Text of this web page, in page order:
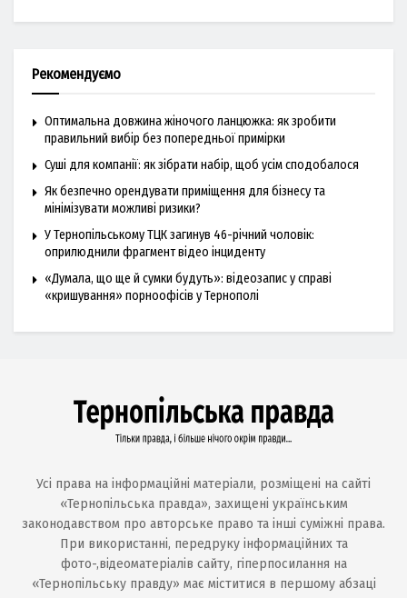
Рекомендуємо
Оптимальна довжина жіночого ланцюжка: як зробити
правильний вибір без попередньої примірки
Суші для компанії: як зібрати набір, щоб усім сподобалося
Як безпечно орендувати приміщення для бізнесу та
мінімізувати можливі ризики?
У Тернопільському ТЦК загинув 46-річний чоловік:
оприлюднили фрагмент відео інциденту
«Думала, що ще й сумки будуть»: відеозапис у справі
«кришування» порноофісів у Тернополі
Усі права на інформаційні матеріали, розміщені на сайті
«Тернопільська правда», захищені українським
законодавством про авторське право та інші суміжні права.
При використанні, передруку інформаційних та
фото-,відеоматеріалів сайту, гіперпосилання на
«Тернопільську правду» має міститися в першому абзаці